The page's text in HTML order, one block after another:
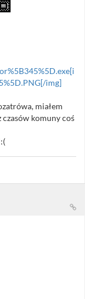
img]
miałem
komuny coś